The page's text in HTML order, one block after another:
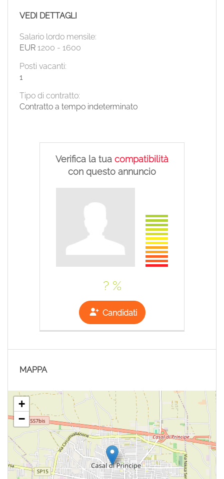
VEDI DETTAGLI
Salario lordo mensile:
EUR 1200 - 1600
Posti vacanti:
1
Tipo di contratto:
Contratto a tempo indeterminato
Verifica la tua compatibilità
con questo annuncio
? %
Candidati
MAPPA
+
−